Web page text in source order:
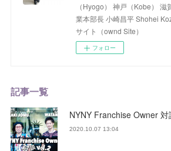
（Hyogo） 神戸（Kobe）
業本部長 小崎昌平 Shohei
サイト（ownd Site）
フォロー
記事一覧
NYNY Franchise Owner
2020.10.07 13:04